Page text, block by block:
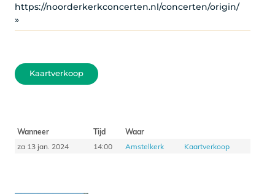
https://noorderkerkconcerten.nl/concerten/origin/
»
Kaartverkoop
Wanneer Tijd
Waar
za 13 jan. 2024
14:00 Amstelkerk Kaartverkoop